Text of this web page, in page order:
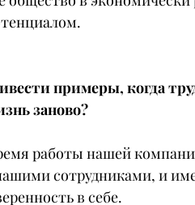
примеры, когда
заново?
работы нашей
сотрудниками, и
в себе.